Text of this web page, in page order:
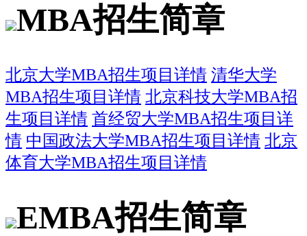
MBA招生简章
北京大学MBA招生项目详情 清华大学
MBA招生项目详情 北京科技大学MBA招
生项目详情 首经贸大学MBA招生项目详
情 中国政法大学MBA招生项目详情 北京
体育大学MBA招生项目详情
EMBA招生简章